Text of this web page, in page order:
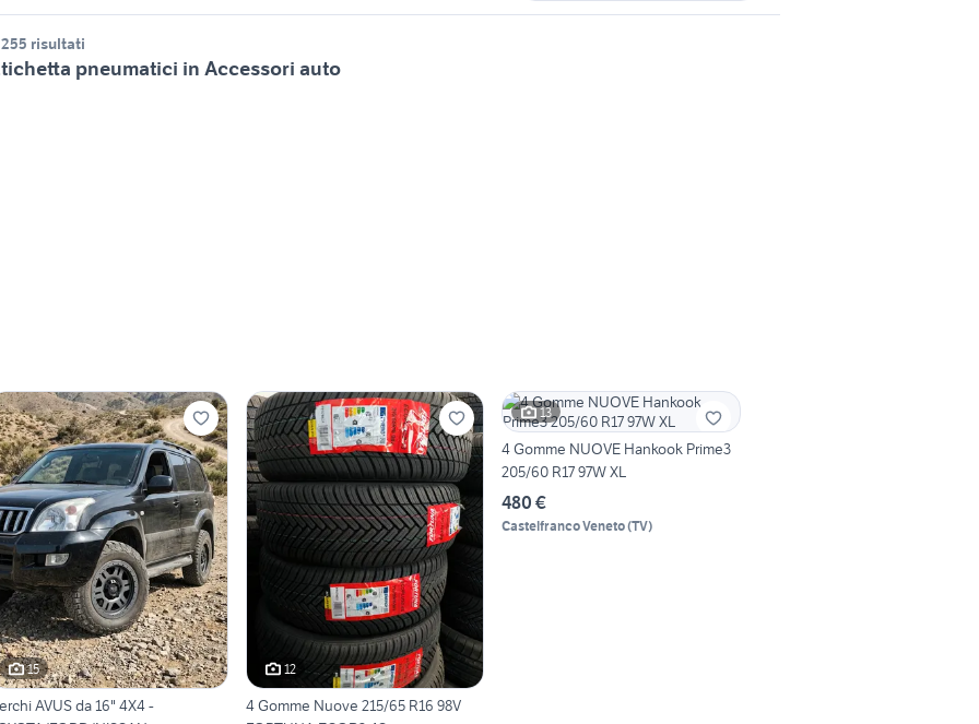
risultati
pneumatici in Accessori auto
15
AVUS da 16" 4X4 -
12
4 Gomme Nuove 215/65 R16 98V
13
4 Gomme NUOVE Hankook Prime3
205/60 R17 97W XL
480 €
Castelfranco Veneto(TV)